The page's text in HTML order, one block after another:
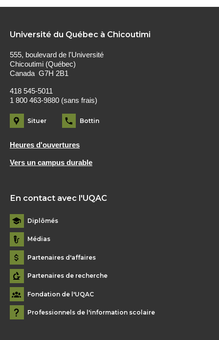
Université du Québec à Chicoutimi
555, boulevard de l'Université
Chicoutimi (Québec)
Canada G7H 2B1
418 545-5011
1 800 463-9880 (sans frais)
Situer Bottin
Heures d'ouvertures
Vers un campus durable
En contact avec l'UQAC
Diplômés
Médias
Partenaires d'affaires
Partenaires de recherche
Fondation de l'UQAC
Professionnels de l'information scolaire